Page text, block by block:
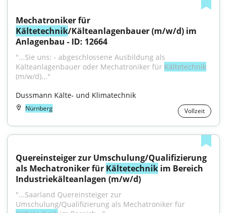
Kältetechnik/Kälteanlagenbauer (m/w/d) im
Anlagenbau - ID: 12664
"...Sie uns: - abgeschlossene Ausbildung als
Kälteanlagenbauer oder Mechatroniker für Kältetechnik
(m/w/d)..."
Dussmann Kälte- und Klimatechnik
Nürnberg Vollzeit
Quereinsteiger zur Umschulung/Qualifizierung
als Mechatroniker für Kältetechnik im Bereich
Industriekälteanlagen (m/w/d)
"...Saarland Quereinsteiger zur